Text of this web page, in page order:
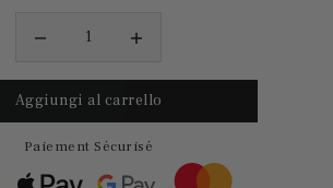
Paiement Sécurisé